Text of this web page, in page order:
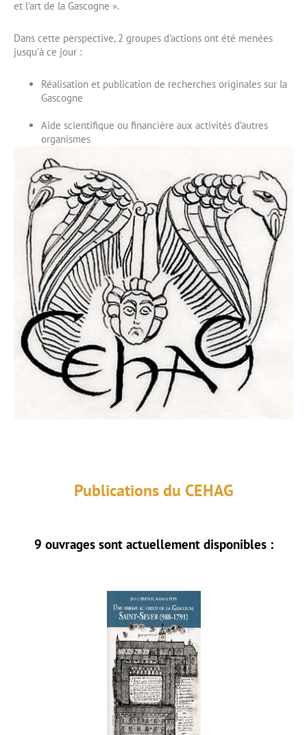
et l’art de la Gascogne ».
Dans cette perspective, 2 groupes d’actions ont été menées
jusqu’à ce jour :
Réalisation et publication de recherches originales sur la
Gascogne
Aide scientifique ou financière aux activités d’autres
organismes
Publications du CEHAG
9 ouvrages sont actuellement disponibles :